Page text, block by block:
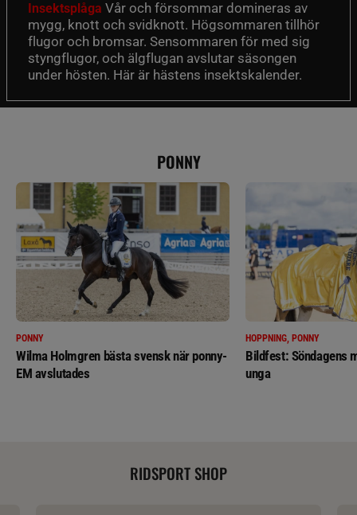
Insektsplåga Vår och försommar domineras av
mygg, knott och svidknott. Högsommaren tillhör
flugor och bromsar. Sensommaren för med sig
styngflugor, och älgflugan avslutar säsongen
under hösten. Här är hästens insektskalender.
PONNY
PONNY
Wilma Holmgren bästa svensk när ponny-
EM avslutades
HOPPNING, PONNY
Bildfest: Söndagens
unga
RIDSPORT SHOP